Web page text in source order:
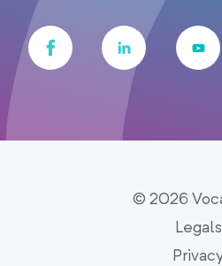
© 2026
Legals